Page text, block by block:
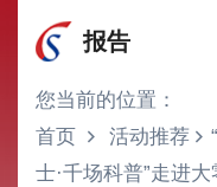
报告
您当前的位置：
首页
活动推荐
士·千场科普”走进